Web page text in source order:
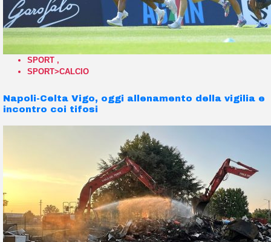
SPORT ,
SPORT>CALCIO
Napoli-Celta Vigo, oggi allenamento della vigilia e
incontro coi tifosi